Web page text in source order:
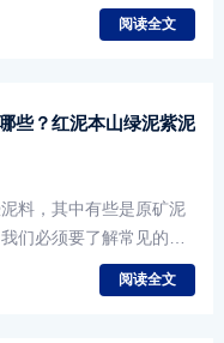
的好坏吗？紫砂壶三山
阅读全文
些？红泥本山绿泥紫泥
料，其中有些是原矿泥
们必须要了解常见的紫
矿泥料、而哪些是人工
阅读全文